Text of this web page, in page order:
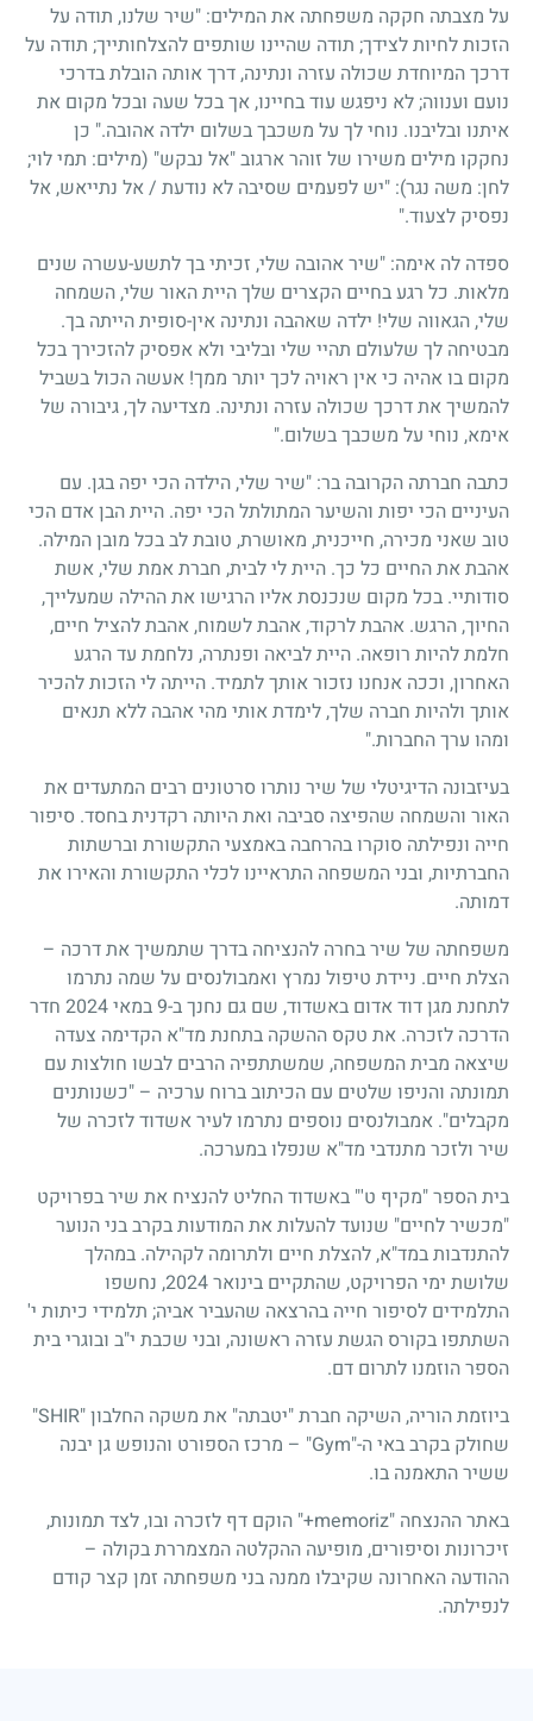
על מצבתה חקקה משפחתה את המילים: "שיר שלנו, תודה על
הזכות לחיות לצידך; תודה שהיינו שותפים להצלחותייך; תודה על
דרכך המיוחדת שכולה עזרה ונתינה, דרך אותה הובלת בדרכי
נועם וענווה; לא ניפגש עוד בחיינו, אך בכל שעה ובכל מקום את
איתנו ובליבנו. נוחי לך על משכבך בשלום ילדה אהובה." כן
נחקקו מילים משירו של זוהר ארגוב "אל נבקש" (מילים: תמי לוי;
לחן: משה נגר): "יש לפעמים שסיבה לא נודעת / אל נתייאש, אל
נפסיק לצעוד."
ספדה לה אימה: "שיר אהובה שלי, זכיתי בך לתשע-עשרה שנים
מלאות. כל רגע בחיים הקצרים שלך היית האור שלי, השמחה
שלי, הגאווה שלי! ילדה שאהבה ונתינה אין-סופית הייתה בך.
מבטיחה לך שלעולם תהיי שלי ובליבי ולא אפסיק להזכירך בכל
מקום בו אהיה כי אין ראויה לכך יותר ממך! אעשה הכול בשביל
להמשיך את דרכך שכולה עזרה ונתינה. מצדיעה לך, גיבורה של
אימא, נוחי על משכבך בשלום."
כתבה חברתה הקרובה בר: "שיר שלי, הילדה הכי יפה בגן. עם
העיניים הכי יפות והשיער המתולתל הכי יפה. היית הבן אדם הכי
טוב שאני מכירה, חייכנית, מאושרת, טובת לב בכל מובן המילה.
אהבת את החיים כל כך. היית לי לבית, חברת אמת שלי, אשת
סודותיי. בכל מקום שנכנסת אליו הרגישו את ההילה שמעלייך,
החיוך, הרגש. אהבת לרקוד, אהבת לשמוח, אהבת להציל חיים,
חלמת להיות רופאה. היית לביאה ופנתרה, נלחמת עד הרגע
האחרון, וככה אנחנו נזכור אותך לתמיד. הייתה לי הזכות להכיר
אותך ולהיות חברה שלך, לימדת אותי מהי אהבה ללא תנאים
ומהו ערך החברות."
בעיזבונה הדיגיטלי של שיר נותרו סרטונים רבים המתעדים את
האור והשמחה שהפיצה סביבה ואת היותה רקדנית בחסד. סיפור
חייה ונפילתה סוקרו בהרחבה באמצעי התקשורת וברשתות
החברתיות, ובני המשפחה התראיינו לכלי התקשורת והאירו את
דמותה.
משפחתה של שיר בחרה להנציחה בדרך שתמשיך את דרכה –
הצלת חיים. ניידת טיפול נמרץ ואמבולנסים על שמה נתרמו
לתחנת מגן דוד אדום באשדוד, שם גם נחנך ב-9 במאי 2024 חדר
הדרכה לזכרה. את טקס ההשקה בתחנת מד"א הקדימה צעדה
שיצאה מבית המשפחה, שמשתתפיה הרבים לבשו חולצות עם
תמונתה והניפו שלטים עם הכיתוב ברוח ערכיה – "כשנותנים
מקבלים". אמבולנסים נוספים נתרמו לעיר אשדוד לזכרה של
שיר ולזכר מתנדבי מד"א שנפלו במערכה.
בית הספר "מקיף ט'" באשדוד החליט להנציח את שיר בפרויקט
"מכשיר לחיים" שנועד להעלות את המודעות בקרב בני הנוער
להתנדבות במד"א, להצלת חיים ולתרומה לקהילה. במהלך
שלושת ימי הפרויקט, שהתקיים בינואר 2024, נחשפו
התלמידים לסיפור חייה בהרצאה שהעביר אביה; תלמידי כיתות י'
השתתפו בקורס הגשת עזרה ראשונה, ובני שכבת י"ב ובוגרי בית
הספר הוזמנו לתרום דם.
ביוזמת הוריה, השיקה חברת "יטבתה" את משקה החלבון "SHIR"
שחולק בקרב באי ה-"Gym" – מרכז הספורט והנופש גן יבנה
ששיר התאמנה בו.
באתר ההנצחה "memoriz+" הוקם דף לזכרה ובו, לצד תמונות,
זיכרונות וסיפורים, מופיעה ההקלטה המצמררת בקולה –
ההודעה האחרונה שקיבלו ממנה בני משפחתה זמן קצר קודם
לנפילתה.